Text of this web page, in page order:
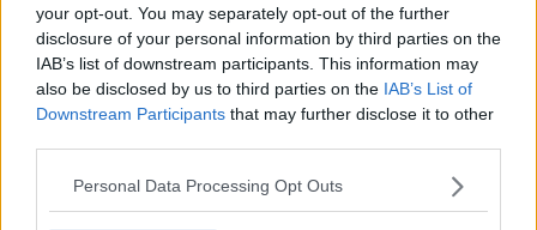
your opt-out. You may separately opt-out of the further
disclosure of your personal information by third parties on the
IAB’s list of downstream participants. This information may
also be disclosed by us to third parties on the IAB’s List of
Downstream Participants that may further disclose it to other
Personal Data Processing Opt Outs
Comune di Pisa, Provincia di Pisa, Regione Toscana e Società della
Salute, l'iniziativa si svolgerà nell'intera mattinata di sabato dalle 9
alle 13,30, in piazza dei Miracoli.
Numerose saranno le discipline sportive che verranno presentate e
che sarà possibile praticare, coinvolgendo diversi tipi di disabilità:
fisica, sensoriale ed intellettiva.